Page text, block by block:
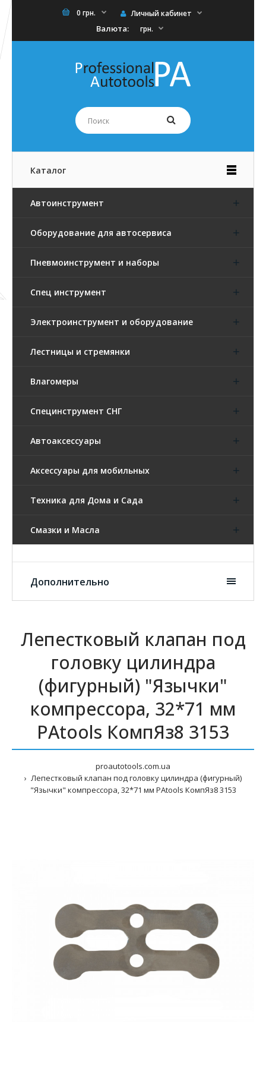
0 грн. Личный кабинет
Валюта: грн.
Каталог
Автоинструмент
Оборудование для автосервиса
Пневмоинструмент и наборы
Спец инструмент
Электроинструмент и оборудование
Лестницы и стремянки
Влагомеры
Специнструмент СНГ
Автоаксессуары
Аксессуары для мобильных
Техника для Дома и Сада
Смазки и Масла
Дополнительно
Лепестковый клапан под
головку цилиндра
(фигурный) "Язычки"
компрессора, 32*71 мм
PAtools КомпЯз8 3153
proautotools.com.ua
Лепестковый клапан под головку цилиндра (фигурный)
"Язычки" компрессора, 32*71 мм PAtools КомпЯз8 3153